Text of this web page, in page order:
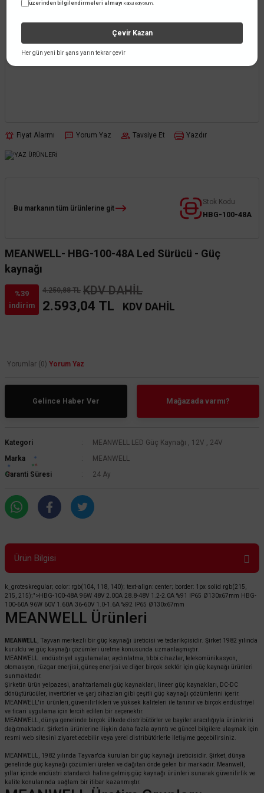
Fiyat Alarmı Yorum Yaz Tavsiye Et Yazdır
Bu markanın tüm ürünlerine git
Stok Kodu
HBG-100-48A
MEANWELL- HBG-100-48A Led Sürücü - Güç
kaynağı
%39
indirim
4.250,88 TL KDV DAHİL
2.593,04 TL KDV DAHİL
Yorumlar (0) Yorum Yaz
Gelince Haber Ver Mağazada varmı?
Kategori MEANWELL LED Güç Kaynağı , 12V , 24V
Marka
MEANWELL
Garanti Süresi
24 Ay
Ürün Bilgisi
k_groteskregular; color: rgb(104, 118, 140); text-align: center; border: 1px solid rgb(215,
215, 215);">HBG-100-48A 96W 48V 2.00A 28.8-48V 1.2-2.0A %91 IP65 Ø130x67mm HBG-
100-60A 96W 60V 1.60A 36-60V 1.0-1.6A %92 IP65 Ø130x67mm
MEANWELL Ürünleri
MEANWELL, Tayvan merkezli bir güç kaynağı üreticisi ve tedarikçisidir. Şirket 1982 yılında
kuruldu ve güç kaynağı çözümleri üretme konusunda uzmanlaşmıştır.
MEANWELL endüstriyel uygulamalar, aydınlatma, tıbbi cihazlar, telekomünikasyon,
otomasyon, rüzgar enerjisi, güneş enerjisi ve diğer birçok sektör için güç kaynağı ürünleri
sunmaktadır.
Şirketin ürün yelpazesi, anahtarlamalı güç kaynakları, lineer güç kaynakları, DC-DC
dönüştürücüler, invertörler ve şarj cihazları gibi çeşitli güç kaynağı çözümlerini içerir.
MEANWELL'in ürünleri, güvenilirlikleri ve yüksek kaliteleri ile tanınır ve birçok endüstriyel
ve ticari uygulama için tercih edilen bir seçenektir.
MEANWELL, dünya genelinde birçok ülkede distribütörler ve bayiler aracılığıyla ürünlerini
dağıtmaktadır. Şirketin ürünlerine ilişkin daha fazla ayrıntı ve güncel bilgilere ulaşmak için
resmi web sitesini ziyaret edebilir veya yerel distribütörlerle iletişime geçebilirsiniz.
MEANWELL, 1982 yılında Tayvan'da kurulan bir güç kaynağı üreticisidir. Şirket, dünya
genelinde güç kaynağı çözümleri üreten ve dağıtan önde gelen bir markadır. Meanwell,
yıllar içinde endüstri standardı haline gelmiş güç kaynağı ürünleri sunarak güvenilirlik ve
kalite konularında sağlam bir itibar kazanmıştır.
üzerinden bilgilendirmeleri almayı kabul ediyorum.
Çevir Kazan
Her gün yeni bir şans yarın tekrar çevir